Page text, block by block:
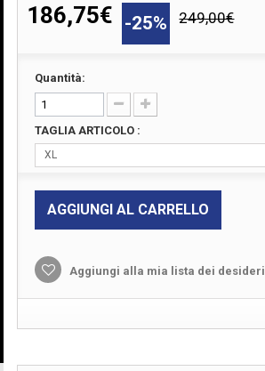
186,75€ -25% 249,00€
Quantità:
TAGLIA ARTICOLO :
XL
AGGIUNGI AL CARRELLO
Aggiungi alla mia lista dei desideri